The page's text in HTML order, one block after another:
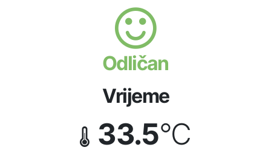
Odličan
Vrijeme
33.5°C